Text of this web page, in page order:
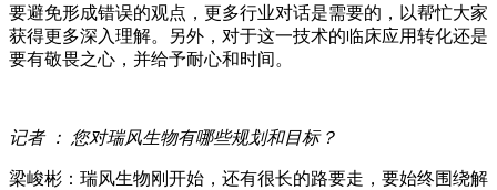
要避免形成错误的观点，更多行业对话是需要的，以帮忙大家
获得更多深入理解。另外，对于这一技术的临床应用转化还是
要有敬畏之心，并给予耐心和时间。
记者 ： 您对瑞风生物有哪些规划和目标？
梁峻彬：瑞风生物刚开始，还有很长的路要走，要始终围绕解